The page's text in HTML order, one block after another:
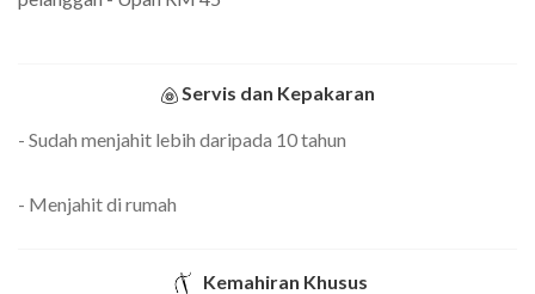
Servis dan Kepakaran
- Sudah menjahit lebih daripada 10 tahun
- Menjahit di rumah
Kemahiran Khusus